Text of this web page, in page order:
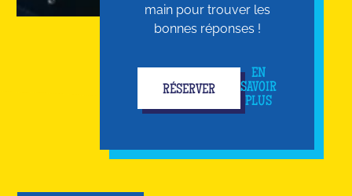
main pour trouver les
bonnes réponses !
RÉSERVER
EN
SAVOIR
PLUS